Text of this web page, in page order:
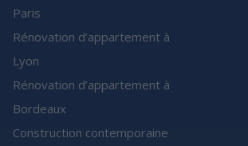
Paris
Rénovation d’appartement à
Lyon
Rénovation d’appartement à
Bordeaux
Construction contemporaine